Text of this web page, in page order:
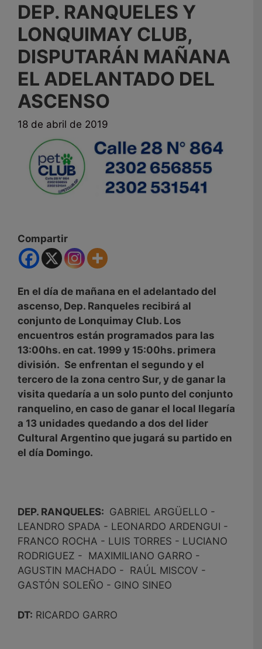
DEP. RANQUELES Y
LONQUIMAY CLUB,
DISPUTARÁN MAÑANA
EL ADELANTADO DEL
ASCENSO
18 de abril de 2019
Compartir
En el día de mañana en el adelantado del
ascenso, Dep. Ranqueles recibirá al
conjunto de Lonquimay Club. Los
encuentros están programados para las
13:00hs. en cat. 1999 y 15:00hs. primera
división. Se enfrentan el segundo y el
tercero de la zona centro Sur, y de ganar la
visita quedaría a un solo punto del conjunto
ranquelino, en caso de ganar el local llegaría
a 13 unidades quedando a dos del lider
Cultural Argentino que jugará su partido en
el día Domingo.
DEP. RANQUELES: GABRIEL ARGÜELLO -
LEANDRO SPADA - LEONARDO ARDENGUI -
FRANCO ROCHA - LUIS TORRES - LUCIANO
RODRIGUEZ - MAXIMILIANO GARRO -
AGUSTIN MACHADO - RAÚL MISCOV -
GASTÓN SOLEÑO - GINO SINEO
DT: RICARDO GARRO